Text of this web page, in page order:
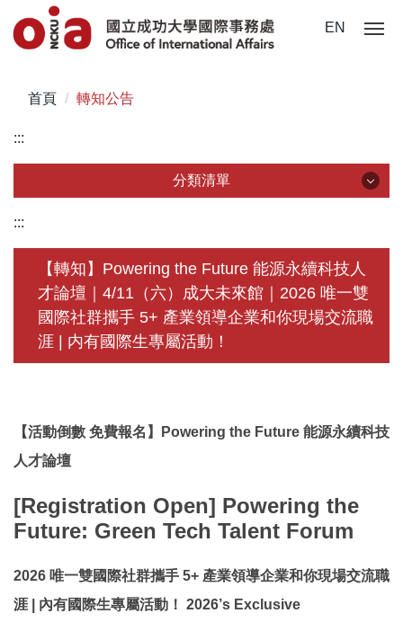
到
區
EN
首頁 轉知公告
:::
分類清單
關於我們
未來學生
學生赴外
:::
【轉知】Powering the Future 能源永續科技人
才論壇｜4/11（六）成大未來館｜2026 唯一雙
國際社群攜手 5+ 產業領導企業和你現場交流職
涯 | 内有國際生專屬活動！
【活動倒數 免費報名】Powering the Future 能源永續科技
人才論壇
[Registration Open] Powering the
Future: Green Tech Talent Forum
2026 唯一雙國際社群攜手 5+ 產業領導企業和你現場交流職
涯 | 內有國際生專屬活動！ 2026’s Exclusive